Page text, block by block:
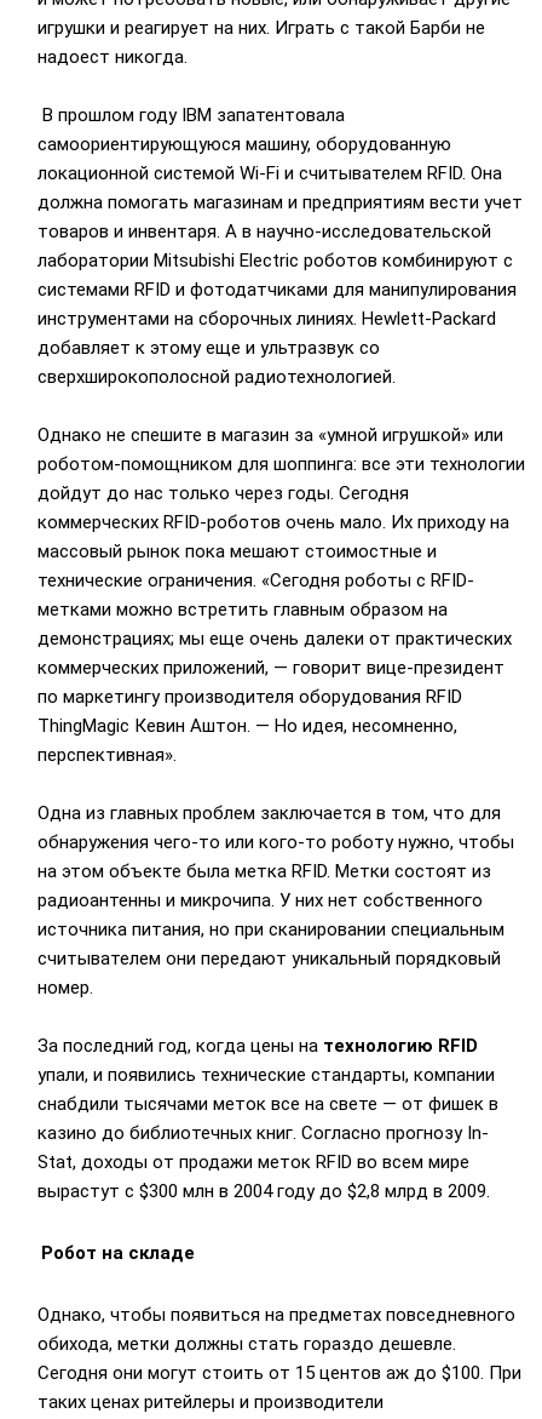
игрушки и реагирует на них. Играть с такой Барби не
надоест никогда.
В прошлом году IBM запатентовала
самоориентирующуюся машину, оборудованную
локационной системой Wi-Fi и считывателем RFID. Она
должна помогать магазинам и предприятиям вести учет
товаров и инвентаря. А в научно-исследовательской
лаборатории Mitsubishi Electric роботов комбинируют с
системами RFID и фотодатчиками для манипулирования
инструментами на сборочных линиях. Hewlett-Packard
добавляет к этому еще и ультразвук со
сверхширокополосной радиотехнологией.
Однако не спешите в магазин за «умной игрушкой» или
роботом-помощником для шоппинга: все эти технологии
дойдут до нас только через годы. Сегодня
коммерческих RFID-роботов очень мало. Их приходу на
массовый рынок пока мешают стоимостные и
технические ограничения. «Сегодня роботы с RFID-
метками можно встретить главным образом на
демонстрациях; мы еще очень далеки от практических
коммерческих приложений, — говорит вице-президент
по маркетингу производителя оборудования RFID
ThingMagic Кевин Аштон. — Но идея, несомненно,
перспективная».
Одна из главных проблем заключается в том, что для
обнаружения чего-то или кого-то роботу нужно, чтобы
на этом объекте была метка RFID. Метки состоят из
радиоантенны и микрочипа. У них нет собственного
источника питания, но при сканировании специальным
считывателем они передают уникальный порядковый
номер.
За последний год, когда цены на технологию RFID
упали, и появились технические стандарты, компании
снабдили тысячами меток все на свете — от фишек в
казино до библиотечных книг. Согласно прогнозу In-
Stat, доходы от продажи меток RFID во всем мире
вырастут с $300 млн в 2004 году до $2,8 млрд в 2009.
Робот на складе
Однако, чтобы появиться на предметах повседневного
обихода, метки должны стать гораздо дешевле.
Сегодня они могут стоить от 15 центов аж до $100. При
таких ценах ритейлеры и производители